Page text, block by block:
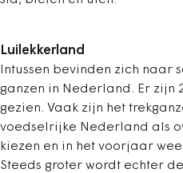
Luilekkerland
Intussen bevinden zich naar
ganzen in Nederland. Er zijn
gezien. Vaak zijn het
voedsel­rijke Nederland als
kiezen en in het voorjaar
Steeds groter wordt echter